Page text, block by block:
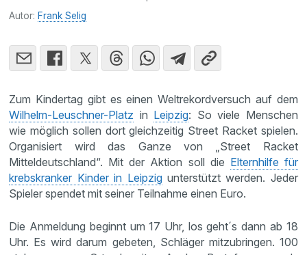
Autor: Frank Selig
Zum Kindertag gibt es einen Weltrekordversuch auf dem
Wilhelm-Leuschner-Platz in Leipzig: So viele Menschen
wie möglich sollen dort gleichzeitig Street Racket spielen.
Organisiert wird das Ganze von „Street Racket
Mitteldeutschland“. Mit der Aktion soll die Elternhilfe für
krebskranker Kinder in Leipzigunterstützt werden. Jeder
Spieler spendet mit seiner Teilnahme einen Euro.
Die Anmeldung beginnt um 17 Uhr, los geht´s dann ab 18
Uhr. Es wird darum gebeten, Schläger mitzubringen. 100